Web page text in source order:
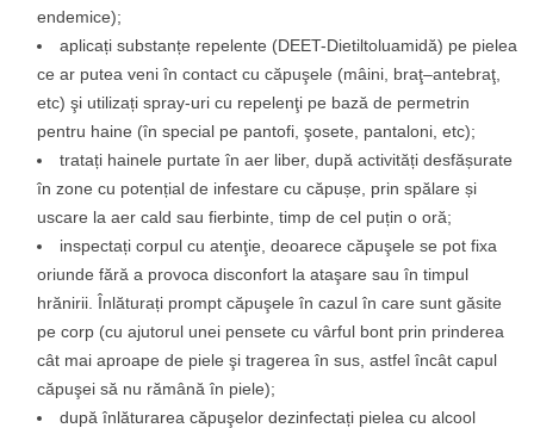
endemice);
aplicați substanțe repelente (DEET-Dietiltoluamidă) pe pielea
ce ar putea veni în contact cu căpuşele (mâini, braţ–antebraţ,
etc) şi utilizați spray-uri cu repelenţi pe bază de permetrin
pentru haine (în special pe pantofi, şosete, pantaloni, etc);
tratați hainele purtate în aer liber, după activități desfășurate
în zone cu potențial de infestare cu căpușe, prin spălare și
uscare la aer cald sau fierbinte, timp de cel puțin o oră;
inspectați corpul cu atenţie, deoarece căpuşele se pot fixa
oriunde fără a provoca disconfort la ataşare sau în timpul
hrănirii. Înlăturați prompt căpuşele în cazul în care sunt găsite
pe corp (cu ajutorul unei pensete cu vârful bont prin prinderea
cât mai aproape de piele şi tragerea în sus, astfel încât capul
căpuşei să nu rămână în piele);
după înlăturarea căpuşelor dezinfectați pielea cu alcool